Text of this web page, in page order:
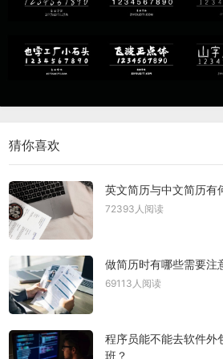
猜你喜欢
英文简历与中文简历有
72393人阅读
做简历时有哪些需要注
69113人阅读
程序员能不能去软件外
班？